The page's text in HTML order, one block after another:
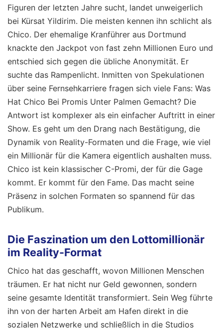
Figuren der letzten Jahre sucht, landet unweigerlich
bei Kürsat Yildirim. Die meisten kennen ihn schlicht als
Chico. Der ehemalige Kranführer aus Dortmund
knackte den Jackpot von fast zehn Millionen Euro und
entschied sich gegen die übliche Anonymität. Er
suchte das Rampenlicht. Inmitten von Spekulationen
über seine Fernsehkarriere fragen sich viele Fans: Was
Hat Chico Bei Promis Unter Palmen Gemacht? Die
Antwort ist komplexer als ein einfacher Auftritt in einer
Show. Es geht um den Drang nach Bestätigung, die
Dynamik von Reality-Formaten und die Frage, wie viel
ein Millionär für die Kamera eigentlich aushalten muss.
Chico ist kein klassischer C-Promi, der für die Gage
kommt. Er kommt für den Fame. Das macht seine
Präsenz in solchen Formaten so spannend für das
Publikum.
Die Faszination um den Lottomillionär
im Reality-Format
Chico hat das geschafft, wovon Millionen Menschen
träumen. Er hat nicht nur Geld gewonnen, sondern
seine gesamte Identität transformiert. Sein Weg führte
ihn von der harten Arbeit am Hafen direkt in die
sozialen Netzwerke und schließlich in die Studios